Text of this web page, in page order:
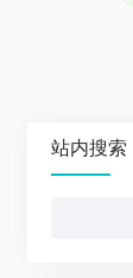
站内搜索